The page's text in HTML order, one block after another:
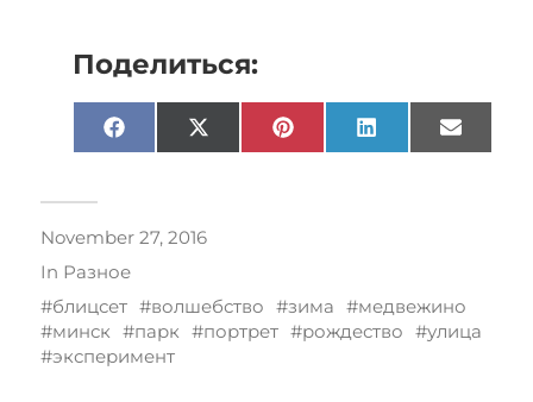
Поделиться:
FacebookX
(Twitter)
Pinterest LinkedIn Email
November 27, 2016
In Разное
блицсет
волшебство зима
медвежино
минск
парк портрет рождество
улица
эксперимент